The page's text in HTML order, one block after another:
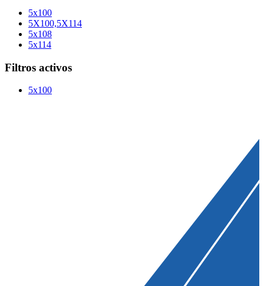
5x100
5X100,5X114
5x108
5x114
Filtros activos
5x100